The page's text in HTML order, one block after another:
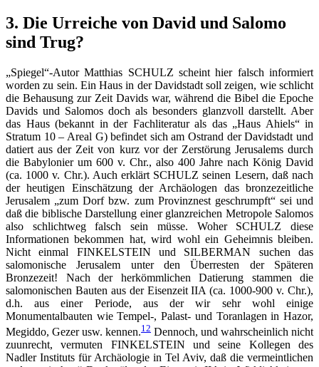
3. Die Urreiche von David und Salomo
sind Trug?
„Spiegel“-Autor Matthias SCHULZ scheint hier falsch informiert
worden zu sein. Ein Haus in der Davidstadt soll zeigen, wie schlicht
die Behausung zur Zeit Davids war, während die Bibel die Epoche
Davids und Salomos doch als besonders glanzvoll darstellt. Aber
das Haus (bekannt in der Fachliteratur als das „Haus Ahiels“ in
Stratum 10 – Areal G) befindet sich am Ostrand der Davidstadt und
datiert aus der Zeit von kurz vor der Zerstörung Jerusalems durch
die Babylonier um 600 v. Chr., also 400 Jahre nach König David
(ca. 1000 v. Chr.). Auch erklärt SCHULZ seinen Lesern, daß nach
der heutigen Einschätzung der Archäologen das bronzezeitliche
Jerusalem „zum Dorf bzw. zum Provinznest geschrumpft“ sei und
daß die biblische Darstellung einer glanzreichen Metropole Salomos
also schlichtweg falsch sein müsse. Woher SCHULZ diese
Informationen bekommen hat, wird wohl ein Geheimnis bleiben.
Nicht einmal FINKELSTEIN und SILBERMAN suchen das
salomonische Jerusalem unter den Überresten der Späteren
Bronzezeit! Nach der herkömmlichen Datierung stammen die
salomonischen Bauten aus der Eisenzeit IIA (ca. 1000-900 v. Chr.),
d.h. aus einer Periode, aus der wir sehr wohl einige
Monumentalbauten wie Tempel-, Palast- und Toranlagen in Hazor,
Megiddo, Gezer usw. kennen.12 Dennoch, und wahrscheinlich nicht
zuunrecht, vermuten FINKELSTEIN und seine Kollegen des
Nadler Instituts für Archäologie in Tel Aviv, daß die vermeintlichen